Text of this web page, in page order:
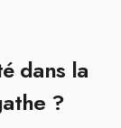
dans la
?